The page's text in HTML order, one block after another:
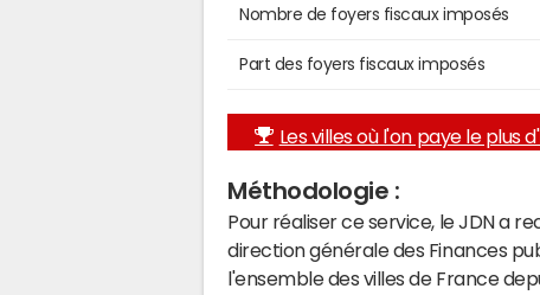
Nombre de foyers fiscaux imposés
Part des foyers fiscaux imposés
Les villes où l'on paye le plus
Méthodologie :
Pour réaliser ce service, le JDN a
direction générale des Finances
l'ensemble des villes de France